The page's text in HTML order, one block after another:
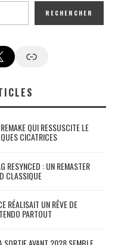
RECHERCHER
Google News
QUI RESSUSCITE LE
CICATRICES
RESYNCED : UN REMASTER
CLASSIQUE
RÉALISAIT UN RÊVE DE
PARTOUT